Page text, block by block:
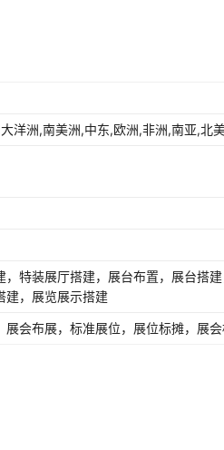
洋洲,南美洲,中东,欧洲,非洲,南亚,北
，特装展厅搭建，展台布置，展台搭
建，展览展示搭建
展会布展，标准展位，展位标摊，展